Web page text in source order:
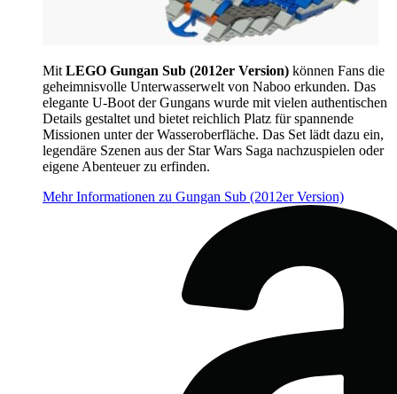
Mit LEGO Gungan Sub (2012er Version) können Fans die
geheimnisvolle Unterwasserwelt von Naboo erkunden. Das
elegante U-Boot der Gungans wurde mit vielen authentischen
Details gestaltet und bietet reichlich Platz für spannende
Missionen unter der Wasseroberfläche. Das Set lädt dazu ein,
legendäre Szenen aus der Star Wars Saga nachzuspielen oder
eigene Abenteuer zu erfinden.
Mehr Informationen zu Gungan Sub (2012er Version)